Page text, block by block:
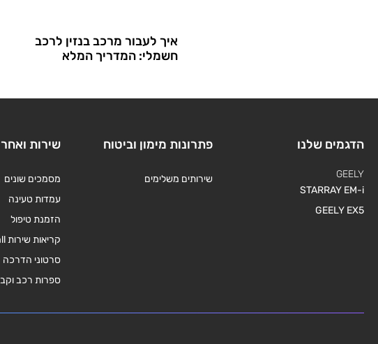
איך לעבור מרכב בנזין לרכב
חשמלי: המדריך המלא
הדגמים שלנו
GEELY
STARRAY EM-i
GEELY EX5
פתרונות מימון וביטוח
שירותים משלימים
שירות
מסמכים שונים
עמדות טעינה
הזמנת טיפול
קריאות שירות Recall
סרטוני הדרכה
ספרות רכב